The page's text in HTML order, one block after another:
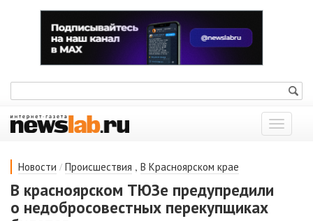
Показать
меню
Новости / Происшествия , В Красноярском крае
В красноярском ТЮЗе предупредили
о недобросовестных перекупщиках